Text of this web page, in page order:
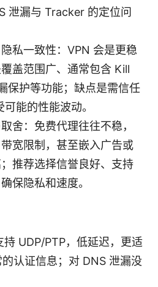
泄漏与 Tracker 的定位问
私一致性：VPN 会是更稳
盖范围广、通常包含 Kill
保护等功能；缺点是需信任
能的性能波动。
舍：免费代理往往不稳，
宽限制，甚至嵌入广告或
推荐选择信誉良好、支持
保隐私和速度。
持 UDP/PTP，低延迟，更适
认证信息；对 DNS 泄漏没